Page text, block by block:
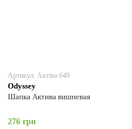
Артикул: Актіва 649
Odyssey
Шапка Актива вишневая
276 грн